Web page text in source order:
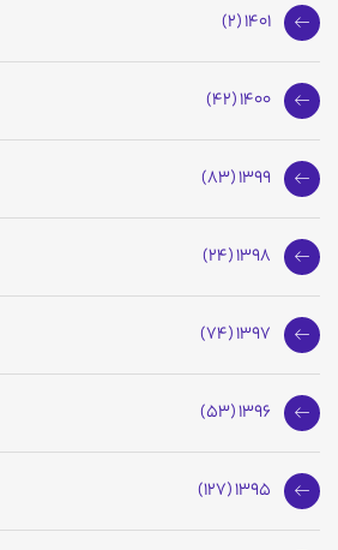
1401 (2)
1400 (42)
1399 (83)
1398 (24)
1397 (74)
1396 (53)
1395 (127)